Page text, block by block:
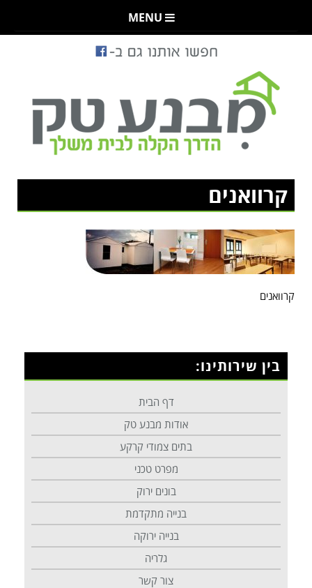
MENU
קרוואנים
קרוואנים
בין שירותינו:
דף הבית
אודות מבנע טק
בתים צמודי קרקע
מפרט טכני
בונים ירוק
בנייה מתקדמת
בנייה ירוקה
גלריה
צור קשר